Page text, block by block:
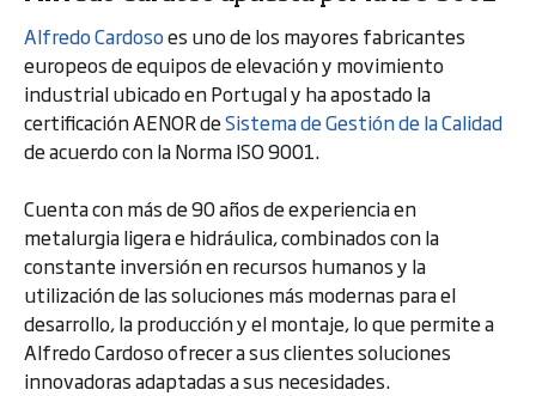
Alfredo Cardosoes uno de los mayores fabricantes
europeos de equipos de elevación y movimiento
industrial ubicado en Portugal y ha apostado la
certificación AENOR deSistema de Gestión de la Calidad
de acuerdo con la Norma ISO 9001.
Cuenta con más de 90 años de experiencia en
metalurgia ligera e hidráulica, combinados con la
constante inversión en recursos humanos y la
utilización de las soluciones más modernas para el
desarrollo, la producción y el montaje, lo que permite a
Alfredo Cardoso ofrecer a sus clientes soluciones
innovadoras adaptadas a sus necesidades.